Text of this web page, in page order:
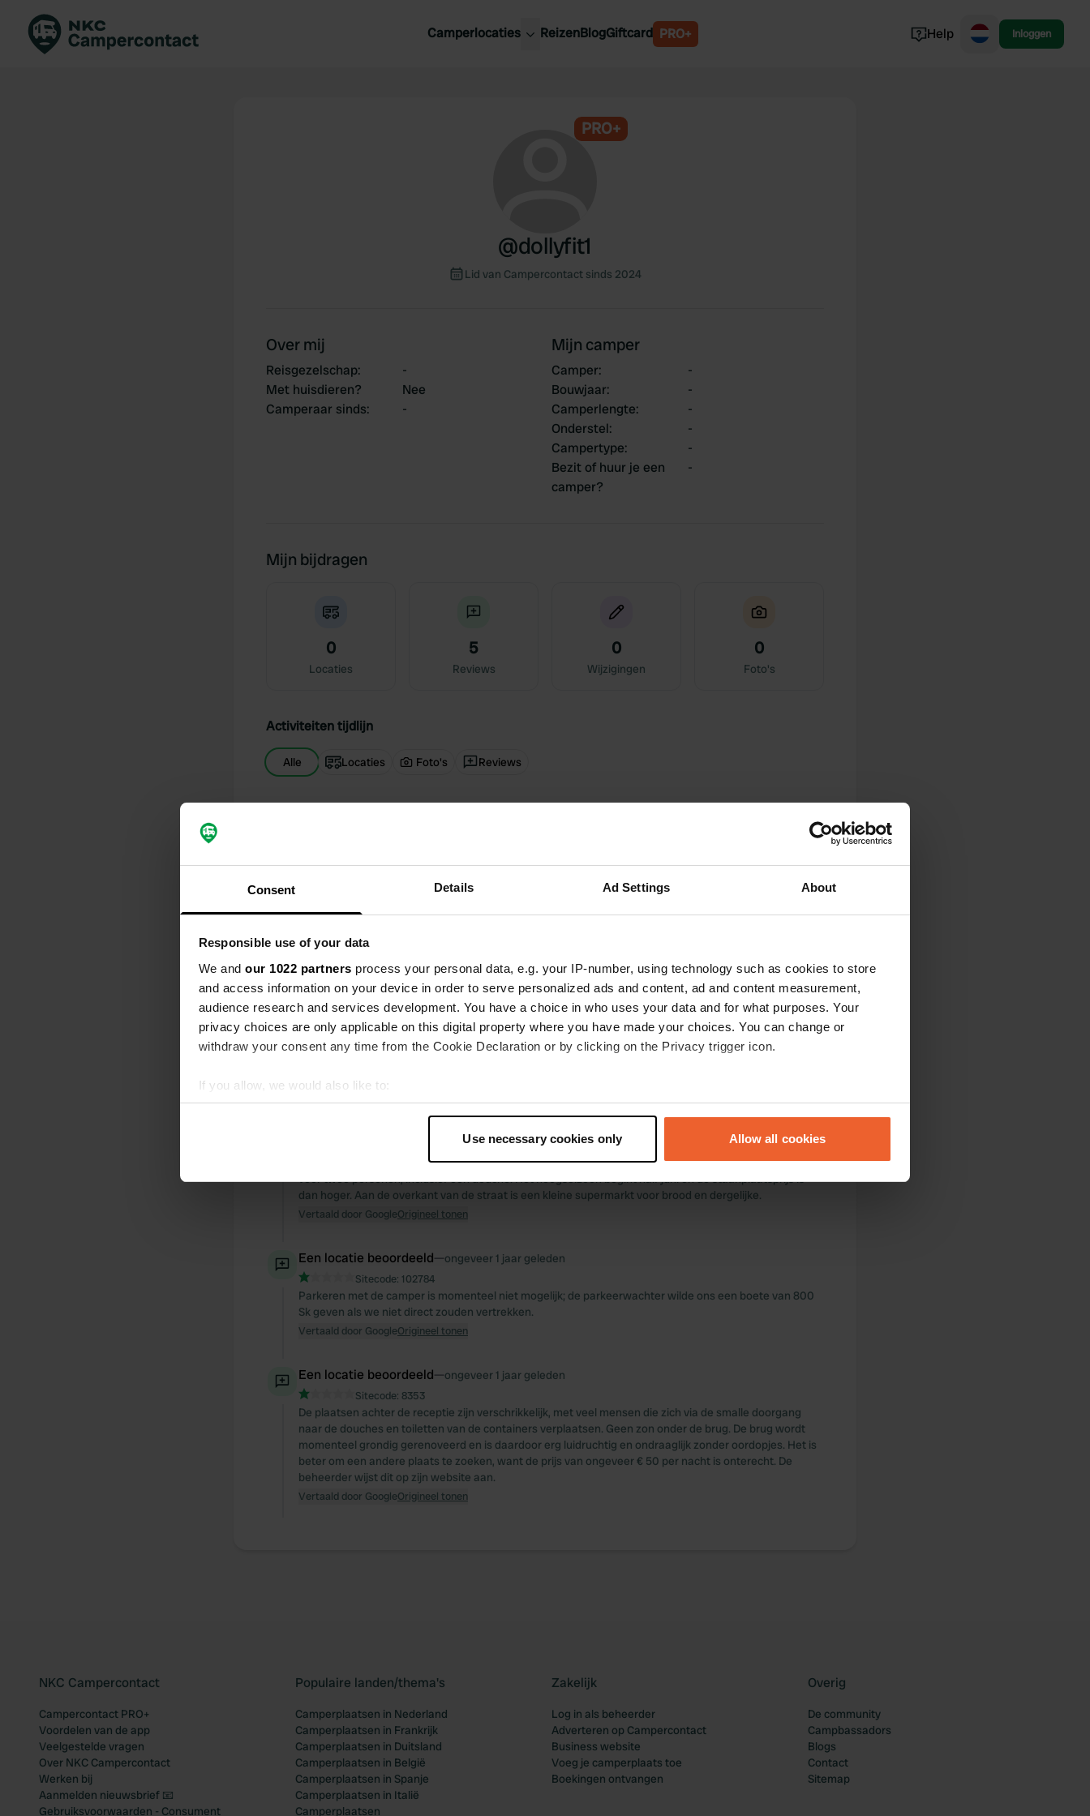
Consent Details Ad Settings About
Responsible use of your data
We and our 1022 partners process your personal data, e.g. your IP-number, using technology such as cookies to store
and access information on your device in order to serve personalized ads and content, ad and content measurement,
audience research and services development. You have a choice in who uses your data and for what purposes. Your
privacy choices are only applicable on this digital property where you have made your choices. You can change or
withdraw your consent any time from the Cookie Declaration or by clicking on the Privacy trigger icon.
If you allow, we would also like to:
Collect information about your geographical location which can be accurate to within several meters
Find out more about how your personal data is processed and set your preferences in the
We use cookies to personalise content and ads, to provide social media features and to analyse our traffic. We also share
information about your use of our site with our social media, advertising and analytics partners who may combine it with
Use necessary cookies only Allow all cookies
Camperlocaties ReizenBlogGiftcard PRO+ Help Inloggen
PRO+
@dollyfit1
Lid van Campercontact sinds 2024
Over mij
Reisgezelschap:
-
Met huisdieren?
Nee
Camperaar sinds: -
Mijn camper
Camper:
-
Bouwjaar:
-
Camperlengte:
-
Onderstel:
-
Campertype:
-
Bezit of huur je een
camper?
-
Mijn bijdragen
0
Locaties
5
Reviews
0
Wijzigingen
0
Foto's
Activiteiten tijdlijn
Alle Locaties Foto's Reviews
water/riolering/cassetteafvoer. Elektriciteit moet worden betaald, anders is € 10 per nacht vrijwillig. Zeer
schoon en netjes, met winkels schuin aan de overkant, 24/7 geopend, en pinbetalingen, en alles is
verder aanwezig. Geweldige camping en een groot compliment aan de gemeente voor hun
voorbeeldige camperplaatsontwerp.
Een locatie beoordeeld —ongeveer 1 jaar geleden
Sitecode: 76511
Niet geschikt voor overnachtingen. Parkeren was van 08.00 tot 20.00 uur. Daarna werden we
weggejaagd door de parkeerwachter.
Vertaald door GoogleOrigineel tonen
Een locatie beoordeeld
45076
renovatie, zijn niet alle plaatsen bezet. 's Avonds loopt het er vol. De toiletten zijn goed en nieuw, met
grote douches en toiletten en voldoende ruimte, maar er zijn er maar vier. Momenteel kost het 410 NKR
voor twee personen, inclusief een douche. Het hoogseizoen begint half juni en de staanplaatsprijs is
dan hoger. Aan de overkant van de straat is een kleine supermarkt voor brood en dergelijke.
Vertaald door GoogleOrigineel tonen
Een locatie beoordeeld—ongeveer 1 jaar geleden
Sitecode: 102784
Parkeren met de camper is momenteel niet mogelijk; de parkeerwachter wilde ons een boete van 800
Sk geven als we niet direct zouden vertrekken.
Vertaald door GoogleOrigineel tonen
Een locatie beoordeeld—ongeveer 1 jaar geleden
Sitecode: 8353
De plaatsen achter de receptie zijn verschrikkelijk, met veel mensen die zich via de smalle doorgang
naar de douches en toiletten van de containers verplaatsen. Geen zon onder de brug. De brug wordt
momenteel grondig gerenoveerd en is daardoor erg luidruchtig en ondraaglijk zonder oordopjes. Het is
beter om een andere plaats te zoeken, want de prijs van ongeveer € 50 per nacht is onterecht. De
beheerder wijst dit op zijn website aan.
Vertaald door GoogleOrigineel tonen
NKC Campercontact
Campercontact PRO+
Voordelen van de app
Veelgestelde vragen
Over NKC Campercontact
Werken bij
Aanmelden nieuwsbrief 📧
Gebruiksvoorwaarden - Consument
Populaire landen/thema's
Camperplaatsen in Nederland
Camperplaatsen in Frankrijk
Camperplaatsen in Duitsland
Camperplaatsen in België
Camperplaatsen in Spanje
Camperplaatsen in Italië
Camperplaatsen
Zakelijk
Log in als beheerder
Adverteren op Campercontact
Business website
Voeg je camperplaats toe
Boekingen ontvangen
Overig
De community
Campbassadors
Blogs
Contact
Sitemap